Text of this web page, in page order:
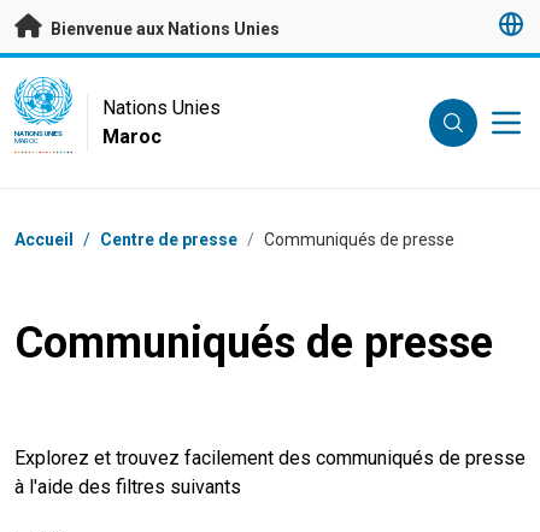
Passer au contenu principal
Bienvenue aux Nations Unies
UN Logo
NATIONS UNIES
MAROC
Nations Unies
Maroc
Fil d'Ariane
Accueil / Centre de presse / Communiqués de presse
Communiqués de presse
Explorez et trouvez facilement des communiqués de presse
à l'aide des filtres suivants